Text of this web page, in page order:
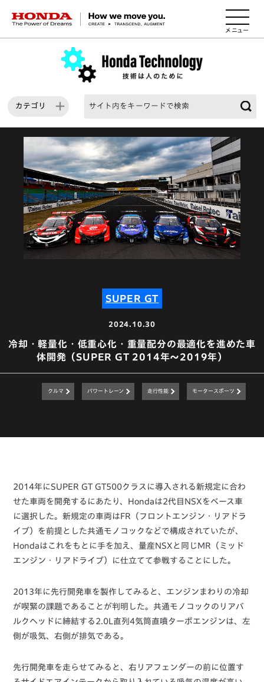
HONDA The Power of Dreams
カテゴリ
SUPER GT
2024.10.30
冷却・軽量化・低重心化・重量配分の最適化を進めた車
体開発（SUPER GT 2014年〜2019年）
クルマ パワートレーン 走行性能 モータースポーツ
2014年にSUPER GT GT500クラスに導入される新規定に合わ
せた車両を開発するにあたり、Hondaは2代目NSXをベース車
に選択した。新規定の車両はFR（フロントエンジン・リアドラ
イブ）を前提とした共通モノコックなどで構成されていたが、
Hondaはこれをもとに手を加え、量産NSXと同じMR（ミッド
エンジン・リアドライブ）に仕立てて参戦することにした。
2013年に先行開発車を製作してみると、エンジンまわりの冷却
が喫緊の課題であることが判明した。共通モノコックのリアバ
ルクヘッドに締結する2.0L直列4気筒直噴ターボエンジンは、左
側が吸気、右側が排気である。
先行開発車を走らせてみると、右リアフェンダーの前に位置す